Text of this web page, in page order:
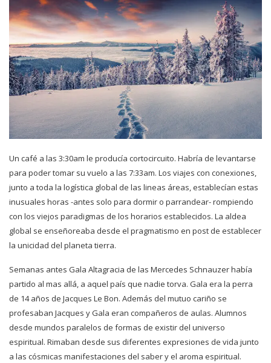
Un café a las 3:30am le producía cortocircuito. Habría de levantarse
para poder tomar su vuelo a las 7:33am. Los viajes con conexiones,
junto a toda la logística global de las lineas áreas, establecían estas
inusuales horas -antes solo para dormir o parrandear- rompiendo
con los viejos paradigmas de los horarios establecidos. La aldea
global se enseñoreaba desde el pragmatismo en post de establecer
la unicidad del planeta tierra.
Semanas antes Gala Altagracia de las Mercedes Schnauzer había
partido al mas allá, a aquel país que nadie torva. Gala era la perra
de 14 años de Jacques Le Bon. Además del mutuo cariño se
profesaban Jacques y Gala eran compañeros de aulas. Alumnos
desde mundos paralelos de formas de existir del universo
espiritual. Rimaban desde sus diferentes expresiones de vida junto
a las cósmicas manifestaciones del saber y el aroma espiritual.